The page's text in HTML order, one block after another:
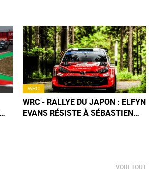
WRC
WRC - RALLYE DU JAPON : ELFYN
EVANS RÉSISTE À SÉBASTIEN
VOIR TOUT